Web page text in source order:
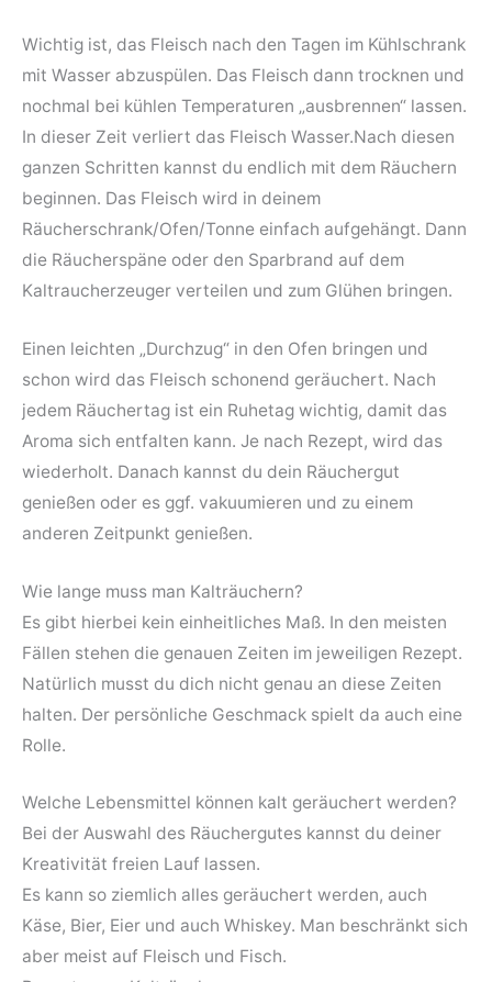
Wichtig ist, das Fleisch nach den Tagen im Kühlschrank
mit Wasser abzuspülen. Das Fleisch dann trocknen und
nochmal bei kühlen Temperaturen „ausbrennen“ lassen.
In dieser Zeit verliert das Fleisch Wasser.Nach diesen
ganzen Schritten kannst du endlich mit dem Räuchern
beginnen. Das Fleisch wird in deinem
Räucherschrank/Ofen/Tonne einfach aufgehängt. Dann
die Räucherspäne oder den Sparbrand auf dem
Kaltraucherzeuger verteilen und zum Glühen bringen.
Einen leichten „Durchzug“ in den Ofen bringen und
schon wird das Fleisch schonend geräuchert. Nach
jedem Räuchertag ist ein Ruhetag wichtig, damit das
Aroma sich entfalten kann. Je nach Rezept, wird das
wiederholt. Danach kannst du dein Räuchergut
genießen oder es ggf. vakuumieren und zu einem
anderen Zeitpunkt genießen.
Wie lange muss man Kalträuchern?
Es gibt hierbei kein einheitliches Maß. In den meisten
Fällen stehen die genauen Zeiten im jeweiligen Rezept.
Natürlich musst du dich nicht genau an diese Zeiten
halten. Der persönliche Geschmack spielt da auch eine
Rolle.
Welche Lebensmittel können kalt geräuchert werden?
Bei der Auswahl des Räuchergutes kannst du deiner
Kreativität freien Lauf lassen.
Es kann so ziemlich alles geräuchert werden, auch
Käse, Bier, Eier und auch Whiskey. Man beschränkt sich
aber meist auf Fleisch und Fisch.